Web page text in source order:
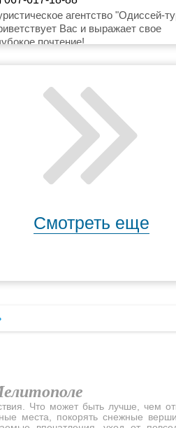
odisseytur888@yandex.ru
агентство "Одиссей-
Вас и выражает свое
почтение!
Смотреть еще
Что может быть лучше, чем
места, покорять снежные